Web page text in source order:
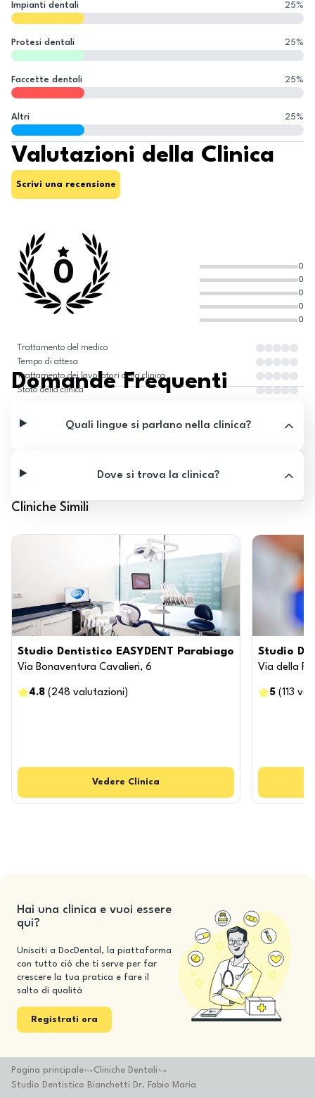
Impianti dentali 25%
Protesi dentali 25%
Faccette dentali 25%
Altri 25%
Valutazioni della Clinica
Scrivi una recensione
0
0
0
0
0
0
Trattamento del medico
Tempo di attesa
Trattamento dei lavoratori della clinica
Stato della clinica
Domande Frequenti
Quali lingue si parlano nella clinica?
Dove si trova la clinica?
Cliniche Simili
Studio Dentistico EASYDENT Parabiago
Via Bonaventura Cavalieri, 6
4.8 ( 248 valutazioni )
Vedere Clinica
Studio
Via della
5 (113
Hai una clinica e vuoi essere
qui?
Unisciti a DocDental, la piattaforma
con tutto ciò che ti serve per far
crescere la tua pratica e fare il
salto di qualità
Registrati ora
Pagina principale
Cliniche Dentali
Studio Dentistico Bianchetti Dr. Fabio Maria